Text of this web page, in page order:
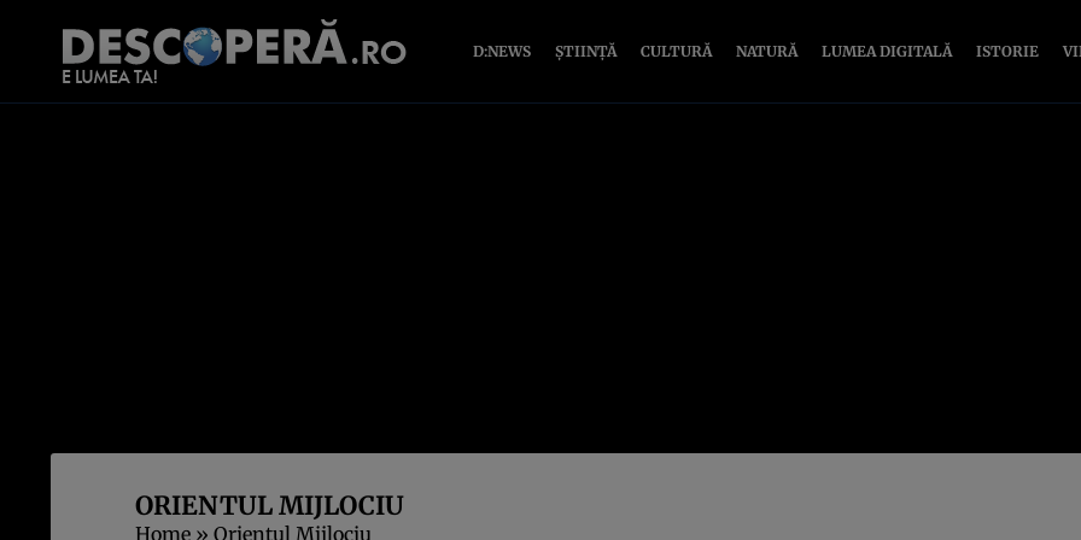
D:NEWS ȘTIINȚĂ CULTURĂ NATURĂ LUMEA DIGITALĂ ISTORIE
ORIENTUL MIJLOCIU
Home » Orientul Mijlociu